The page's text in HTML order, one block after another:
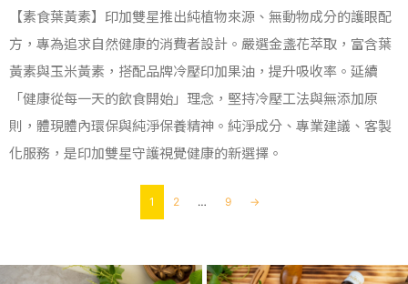
【素食葉黃素】印加雙星推出純植物來源、無動物成分的護眼配
方，專為追求自然健康的消費者設計。嚴選金盞花萃取，富含葉
黃素與玉米黃素，搭配品牌冷壓印加果油，提升吸收率。延續
「健康從每一天的飲食開始」理念，堅持冷壓工法與無添加原
則，體現體內環保與純淨保養精神。純淨成分、專業建議、客製
化服務，是印加雙星守護視覺健康的新選擇。
1 2 … 9 →